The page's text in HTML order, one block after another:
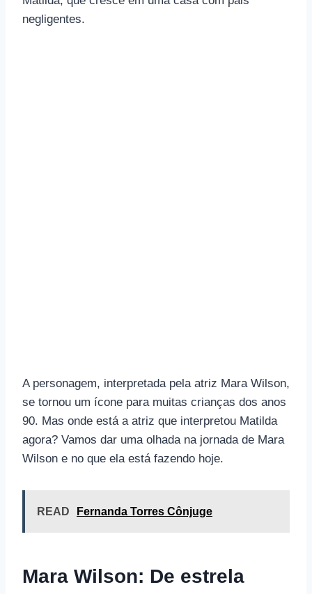
negligentes.
A personagem, interpretada pela atriz Mara Wilson,
se tornou um ícone para muitas crianças dos anos
90. Mas onde está a atriz que interpretou Matilda
agora? Vamos dar uma olhada na jornada de Mara
Wilson e no que ela está fazendo hoje.
READ Fernanda Torres Cônjuge
Mara Wilson: De estrela